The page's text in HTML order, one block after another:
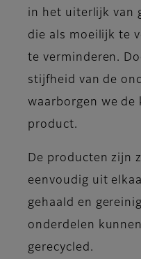
in het uiterlijk van
die als moeilijk te
te verminderen.
stijfheid van de
waarborgen we
product.
De producten zijn
eenvoudig uit
gehaald en
onderdelen
gerecycled.